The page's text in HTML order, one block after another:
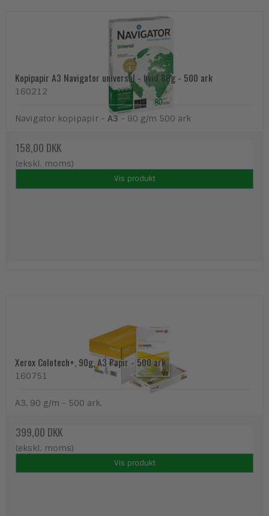
Kopipapir A3 Navigator universal - hvid 80g - 500 ark
160212
Navigator kopipapir - A3 - 80 g/m 500 ark
158,00 DKK
(ekskl. moms)
Vis produkt
Xerox Colotech+, 90g, A3 Papir - 500 ark
160751
A3, 90 g/m - 500 ark.
399,00 DKK
(ekskl. moms)
Vis produkt